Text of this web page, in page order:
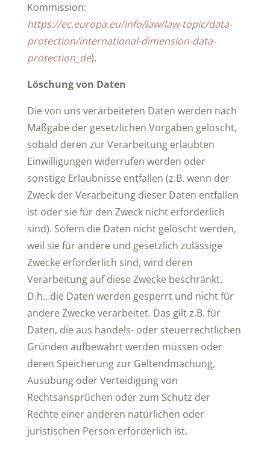
Kommission:
https://ec.europa.eu/info/law/law-topic/data-
protection/international-dimension-data-
protection_de).
Löschung von Daten
Die von uns verarbeiteten Daten werden nach
Maßgabe der gesetzlichen Vorgaben gelöscht,
sobald deren zur Verarbeitung erlaubten
Einwilligungen widerrufen werden oder
sonstige Erlaubnisse entfallen (z.B. wenn der
Zweck der Verarbeitung dieser Daten entfallen
ist oder sie für den Zweck nicht erforderlich
sind). Sofern die Daten nicht gelöscht werden,
weil sie für andere und gesetzlich zulässige
Zwecke erforderlich sind, wird deren
Verarbeitung auf diese Zwecke beschränkt.
D.h., die Daten werden gesperrt und nicht für
andere Zwecke verarbeitet. Das gilt z.B. für
Daten, die aus handels- oder steuerrechtlichen
Gründen aufbewahrt werden müssen oder
deren Speicherung zur Geltendmachung,
Ausübung oder Verteidigung von
Rechtsansprüchen oder zum Schutz der
Rechte einer anderen natürlichen oder
juristischen Person erforderlich ist.